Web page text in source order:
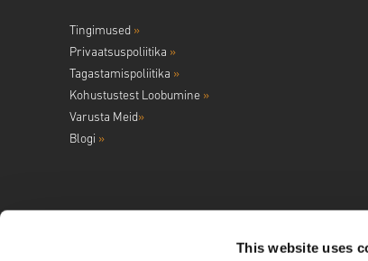
This website uses
Tingimused »
Privaatsuspoliitika »
Tagastamispoliitika »
Kohustustest Loobumine »
Varusta Meid»
Blogi »